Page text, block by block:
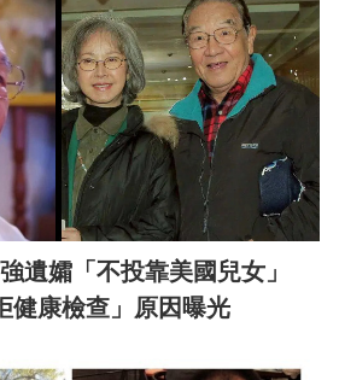
遺孀「不投靠美國兒女」
健康檢查」原因曝光